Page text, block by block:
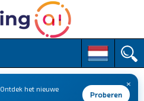
×
Ontdek het nieuwe
Proberen